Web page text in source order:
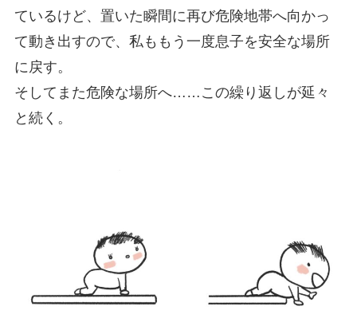
ているけど、置いた瞬間に再び危険地帯へ向かっ
て動き出すので、私ももう一度息子を安全な場所
に戻す。
そしてまた危険な場所へ……この繰り返しが延々
と続く。